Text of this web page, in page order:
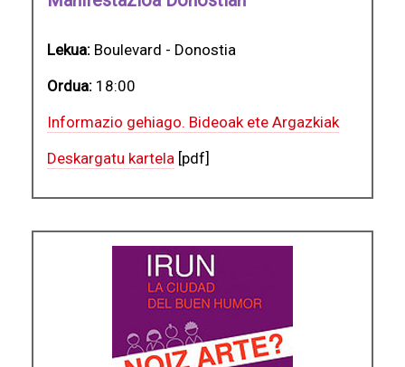
Lekua: Boulevard - Donostia
Ordua: 18:00
Informazio gehiago. Bideoak ete Argazkiak
Deskargatu kartela [pdf]